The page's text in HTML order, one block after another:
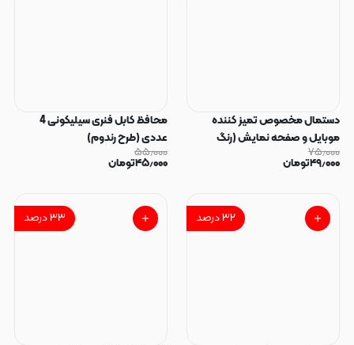
دستمال مخصوص تمیز کننده
موبایل و صفحه نمایش (رنگ
رندوم)
۷۵٫۰۰۰
۴۹٫۰۰۰تومان
محافظ کابل فنری سیلیکونی 4
عددی (طرح رندوم)
۵۵٫۰۰۰
۴۵٫۰۰۰تومان
۳۲درصد ۳۳درصد